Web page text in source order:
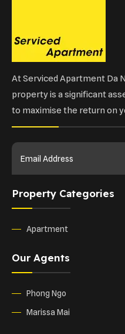
At Serviced Apartment Da
property is a significant
to maximise the return on
Property Categories
Apartment
Our Agents
Phong Ngo
Marissa Mai